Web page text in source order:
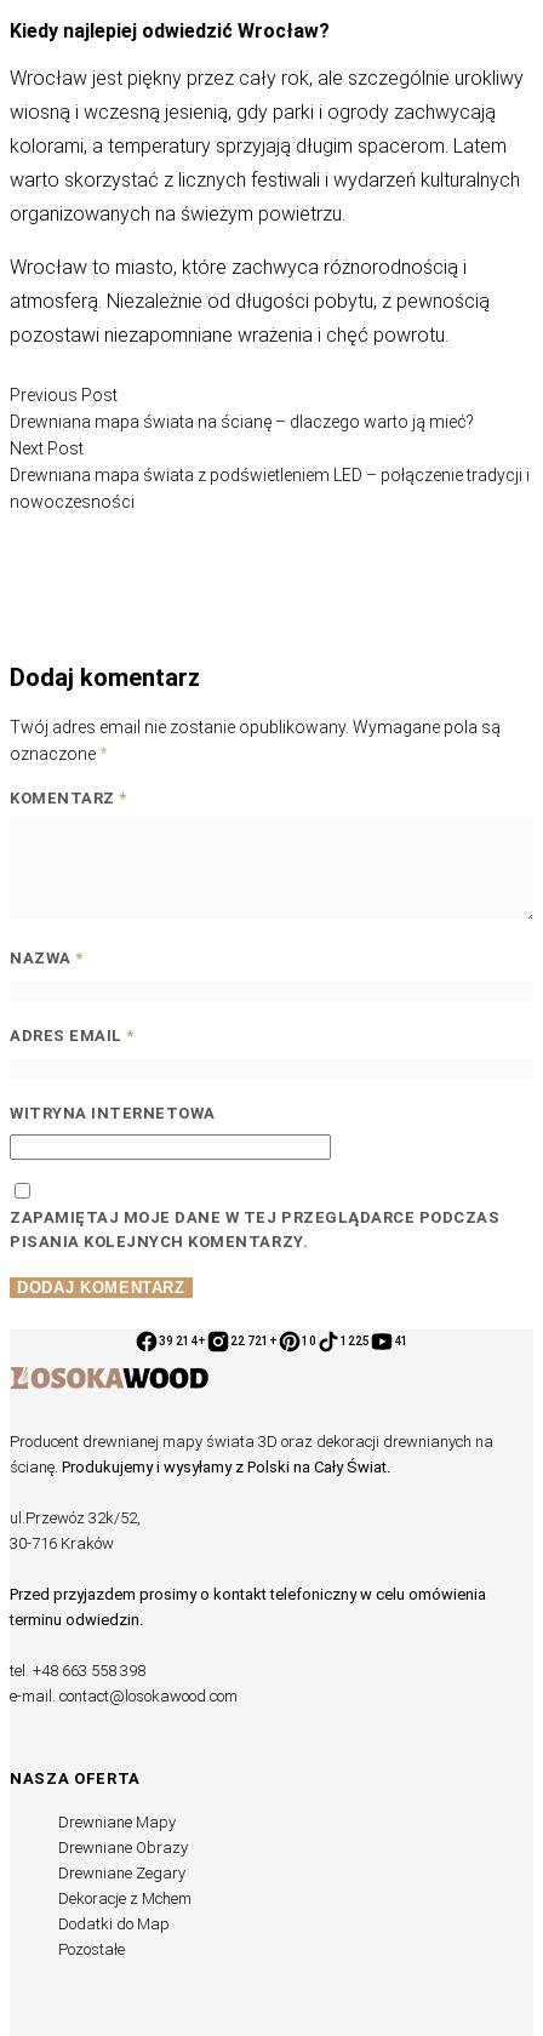
Kiedy najlepiej odwiedzić Wrocław?
Wrocław jest piękny przez cały rok, ale szczególnie urokliwy
wiosną i wczesną jesienią, gdy parki i ogrody zachwycają
kolorami, a temperatury sprzyjają długim spacerom. Latem
warto skorzystać z licznych festiwali i wydarzeń kulturalnych
organizowanych na świeżym powietrzu.
Wrocław to miasto, które zachwyca różnorodnością i
atmosferą. Niezależnie od długości pobytu, z pewnością
pozostawi niezapomniane wrażenia i chęć powrotu.
Nawigacja
Previous PostPrevious post:
Drewniana mapa świata na ścianę – dlaczego warto ją mieć?
Next PostNext post:
Drewniana mapa świata z podświetleniem LED – połączenie tradycji i
nowoczesności
Dodaj komentarz
Twój adres email nie zostanie opublikowany. Wymagane pola są
oznaczone*
KOMENTARZ*
NAZWA*
ADRES EMAIL*
WITRYNA INTERNETOWA
ZAPAMIĘTAJ MOJE DANE W TEJ PRZEGLĄDARCE PODCZAS
PISANIA KOLEJNYCH KOMENTARZY.
39 214+ 22 721+ 10 1225 41
Producent drewnianej mapy świata 3D oraz dekoracji drewnianych na
ścianę. Produkujemy i wysyłamy z Polski na Cały Świat.
ul.Przewóz 32k/52,
30-716 Kraków
Przed przyjazdem prosimy o kontakt telefoniczny w celu omówienia
terminu odwiedzin.
tel. +48 663 558 398
e-mail. contact@losokawood.com
NASZA OFERTA
Drewniane Mapy
Drewniane Obrazy
Drewniane Zegary
Dekoracje z Mchem
Dodatki do Map
Pozostałe